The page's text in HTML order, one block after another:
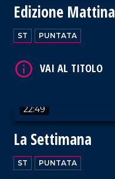
Edizione Mattina
ST PUNTATA
22:49
La Settimana
ST PUNTATA
VAI AL TITOLO